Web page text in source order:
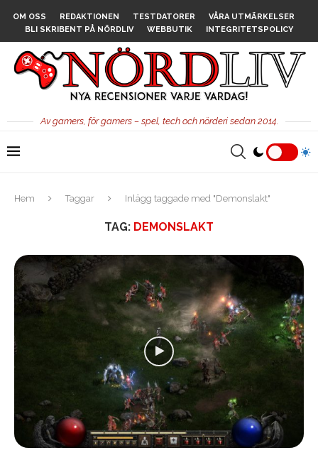
OM OSS REDAKTIONEN TESTDATORER
VÅRA UTMÄRKELSER
BLI SKRIBENT PÅ NÖRDLIV
WEBBUTIK INTEGRITETSPOLICY
Av gamers, för gamers – spel, tech och nörderi sedan 2014.
Hem Taggar Inlägg taggade med "Demonslakt"
TAG: DEMONSLAKT